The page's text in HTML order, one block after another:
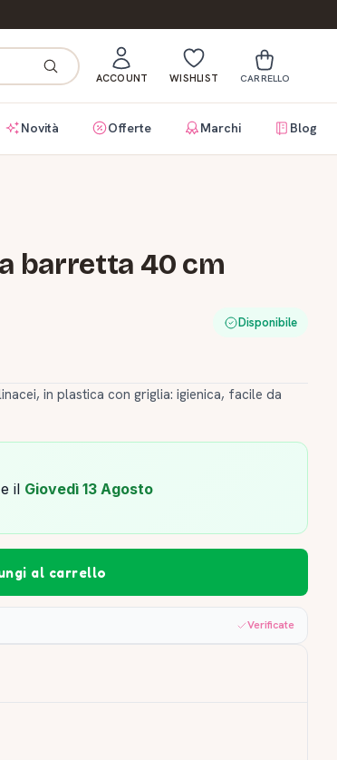
ACCOUNT WISHLIST CARRELLO
Novità Offerte Marchi Blog
barretta 40 cm
Disponibile
in plastica con griglia: igienica, facile da
e il Giovedì 13 Agosto
al carrello
Verificate